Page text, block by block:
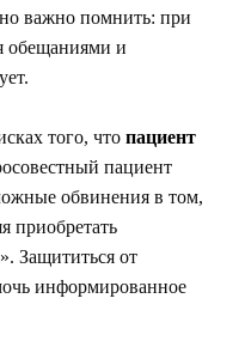
важно помнить: при
обещаниями и
того, что пациент
пациент
обвинения в том,
приобретать
Защититься от
информированное